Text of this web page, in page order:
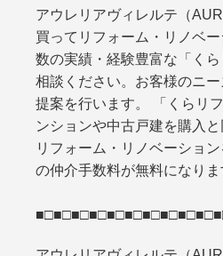
アウレリアヴィレルテ（
買ってリフォーム・リノベ
数の実績・経験豊富な「く
相談ください。お客様のニ
提案を行います。 「くらリ
ンションや中古戸建を購入
リフォーム・リノベーショ
の仲介手数料が無料になりま